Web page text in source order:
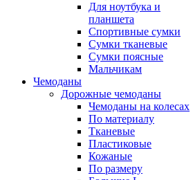
Для ноутбука и
планшета
Спортивные сумки
Сумки тканевые
Сумки поясные
Мальчикам
Чемоданы
Дорожные чемоданы
Чемоданы на колесах
По материалу
Тканевые
Пластиковые
Кожаные
По размеру